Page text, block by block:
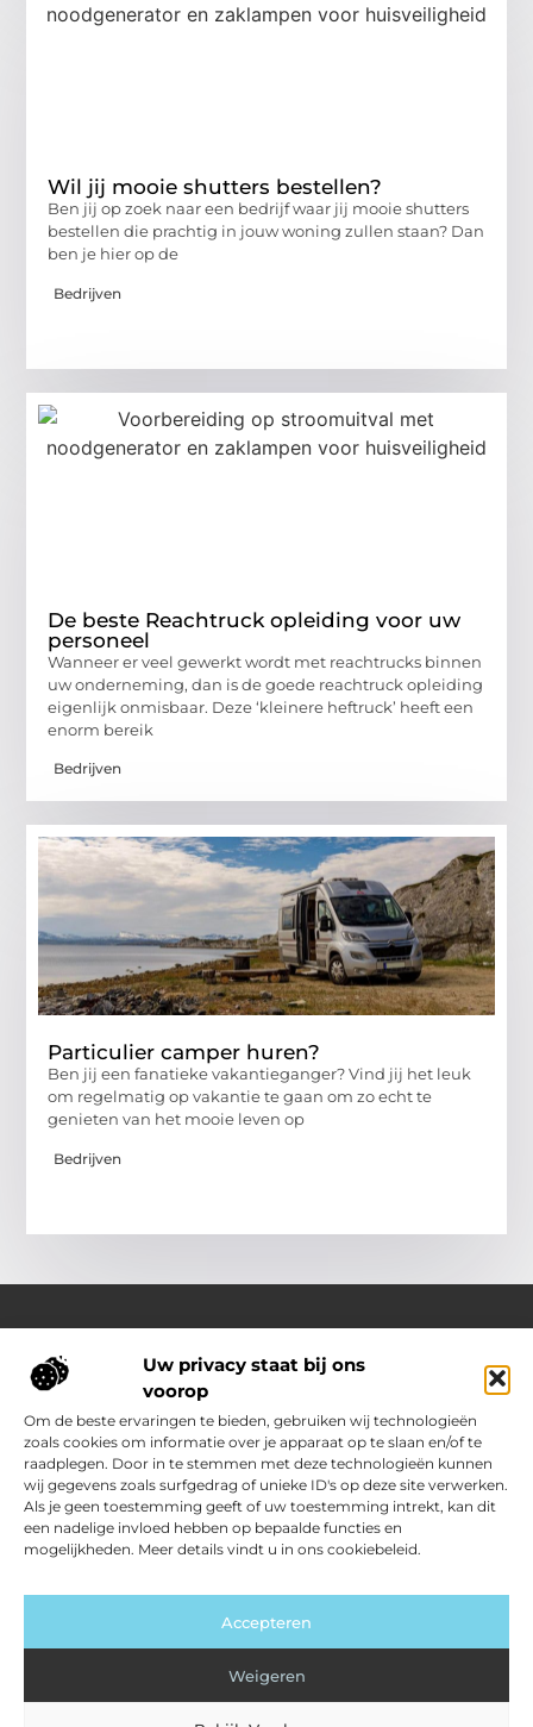
Uw privacy staat bij ons
voorop
Om de beste ervaringen te bieden, gebruiken wij technologieën
zoals cookies om informatie over je apparaat op te slaan en/of te
raadplegen. Door in te stemmen met deze technologieën kunnen
wij gegevens zoals surfgedrag of unieke ID's op deze site verwerken.
Als je geen toestemming geeft of uw toestemming intrekt, kan dit
een nadelige invloed hebben op bepaalde functies en
mogelijkheden. Meer details vindt u in ons cookiebeleid.
Accepteren
Weigeren
Wil jij mooie shutters bestellen?
Ben jij op zoek naar een bedrijf waar jij mooie shutters
bestellen die prachtig in jouw woning zullen staan? Dan
ben je hier op de
Bedrijven
De beste Reachtruck opleiding voor uw
personeel
Wanneer er veel gewerkt wordt met reachtrucks binnen
uw onderneming, dan is de goede reachtruck opleiding
eigenlijk onmisbaar. Deze ‘kleinere heftruck’ heeft een
enorm bereik
Bedrijven
Particulier camper huren?
Ben jij een fanatieke vakantieganger? Vind jij het leuk
om regelmatig op vakantie te gaan om zo echt te
genieten van het mooie leven op
Bedrijven
Over Outdoor-vakantie-boeken.nl
Jouw bron voor outdoor-inspiratie en slimme vakantietips
Verken een gevarieerd aanbod aan blogs en artikelen
boordevol ideeën, handige suggesties en verrassende
inzichten die jouw buitenvakantie nóg leuker en makkelijker
maken.
Main Links
Bericht categorie